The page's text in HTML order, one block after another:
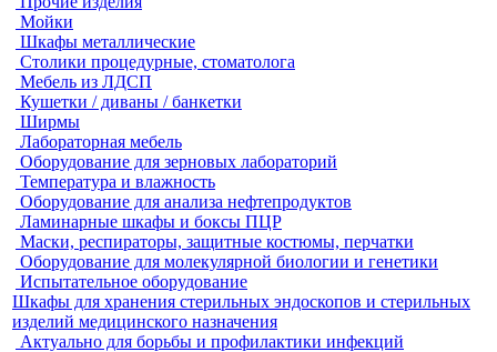
Мойки
Шкафы металлические
Столики процедурные, стоматолога
Мебель из ЛДСП
Кушетки / диваны / банкетки
Ширмы
Лабораторная мебель
Оборудование для зерновых лабораторий
Температура и влажность
Оборудование для анализа нефтепродуктов
Ламинарные шкафы и боксы ПЦР
Маски, респираторы, защитные костюмы, перчатки
Оборудование для молекулярной биологии и генетики
Испытательное оборудование
Шкафы для хранения стерильных эндоскопов и стерильных
изделий медицинского назначения
Актуально для борьбы и профилактики инфекций